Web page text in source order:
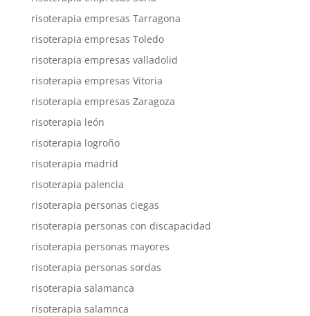
risoterapia empresas Tarragona
risoterapia empresas Toledo
risoterapia empresas valladolid
risoterapia empresas Vitoria
risoterapia empresas Zaragoza
risoterapia león
risoterapia logroño
risoterapia madrid
risoterapia palencia
risoterapia personas ciegas
risoterapia personas con discapacidad
risoterapia personas mayores
risoterapia personas sordas
risoterapia salamanca
risoterapia salamnca